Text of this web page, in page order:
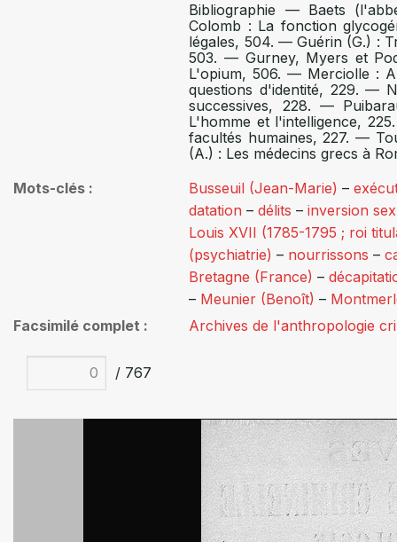
Bibliographie — Baets
Colomb : La fonction
légales, 504. — Guérin (G.) :
503. — Gurney, Myers et
L'opium, 506. — Merciolle :
questions d'identité, 229. —
successives, 228. —
L'homme et l'intelligence,
facultés humaines, 227. —
(A.) : Les médecins grecs à
Mots-clés
Busseuil (Jean-Marie) –
datation –délits –inversion
Louis XVII (1785-1795 ; roi
(psychiatrie) – nourrissons –
Bretagne (France) –
– Meunier (Benoît) –
Facsimilé complet
Archives de l'anthropologie
/ 767